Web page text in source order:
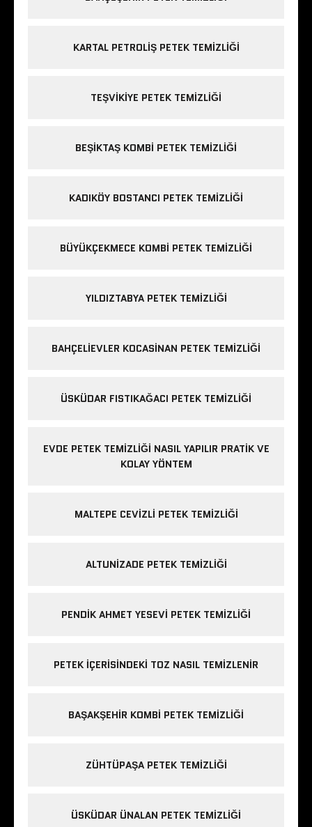
KARTAL PETROLIŞ PETEK TEMIZLIĞI
TEŞVIKIYE PETEK TEMIZLIĞI
BEŞIKTAŞ KOMBI PETEK TEMIZLIĞI
KADIKÖY BOSTANCI PETEK TEMIZLIĞI
BÜYÜKÇEKMECE KOMBI PETEK TEMIZLIĞI
YILDIZTABYA PETEK TEMIZLIĞI
BAHÇELIEVLER KOCASINAN PETEK TEMIZLIĞI
ÜSKÜDAR FISTIKAĞACI PETEK TEMIZLIĞI
EVDE PETEK TEMIZLIĞI NASIL YAPILIR PRATIK VE
KOLAY YÖNTEM
MALTEPE CEVIZLI PETEK TEMIZLIĞI
ALTUNIZADE PETEK TEMIZLIĞI
PENDIK AHMET YESEVI PETEK TEMIZLIĞI
PETEK IÇERISINDEKI TOZ NASIL TEMIZLENIR
BAŞAKŞEHIR KOMBI PETEK TEMIZLIĞI
ZÜHTÜPAŞA PETEK TEMIZLIĞI
ÜSKÜDAR ÜNALAN PETEK TEMIZLIĞI